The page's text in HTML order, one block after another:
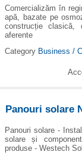
Comercializăm în
apă, bazate pe
construcție clasică,
aferente
Category Business /
Panouri solare
Panouri solare -
solare și
produse - Westech